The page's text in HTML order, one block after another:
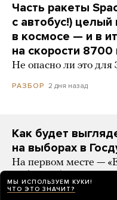
Часть ракеты
с автобус!)
в космосе — и в
на скорости
Не опасно ли это для
РАЗБОР 2 дня назад
Как будет
на выборах в
На первом месте —
НОВОСТИ 2 дня назад
МЫ ИСПОЛЬЗУЕМ КУКИ!
ЧТО ЭТО ЗНАЧИТ?